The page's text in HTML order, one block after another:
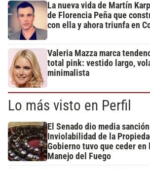
La nueva vida de Martín
de Florencia Peña que
con ella y ahora triunfa en
Valeria Mazza marca
total pink: vestido largo,
minimalista
Lo más visto en Perfil
El Senado dio media
Inviolabilidad de la
Gobierno tuvo que ceder en
Manejo del Fuego